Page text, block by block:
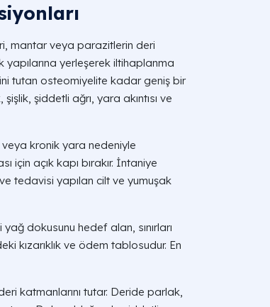
mantar veya parazitlerin deri
yerleşerek iltihaplanma
tutan osteomiyelite kadar geniş bir
şiddetli ağrı, yara akıntısı ve
veya kronik yara nedeniyle
için açık kapı bırakır. İntaniye
tedavisi yapılan cilt ve yumuşak
dokusunu hedef alan, sınırları
kızarıklık ve ödem tablosudur. En
katmanlarını tutar. Deride parlak,